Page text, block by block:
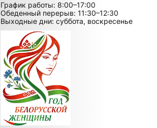
График работы: 8:00–17:00
Обеденный перерыв: 11:30–12:30
Выходные дни: суббота, воскресенье